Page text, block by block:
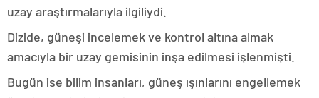
uzay araştırmalarıyla ilgiliydi.
Dizide, güneşi incelemek ve kontrol altına almak
amacıyla bir uzay gemisinin inşa edilmesi işlenmişti.
Bugün ise bilim insanları, güneş ışınlarını engellemek